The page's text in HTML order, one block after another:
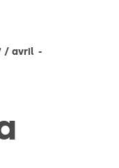
/ avril